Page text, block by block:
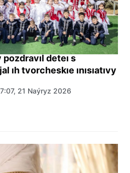
deteı s
ıh tvorcheskıe ınısıatıvy
21 Naýryz 2026